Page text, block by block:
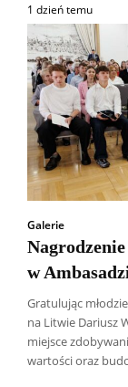
1 dzień temu
Galerie
w
Gratulując
na Litwie Dariusz
miejsce
wartości oraz